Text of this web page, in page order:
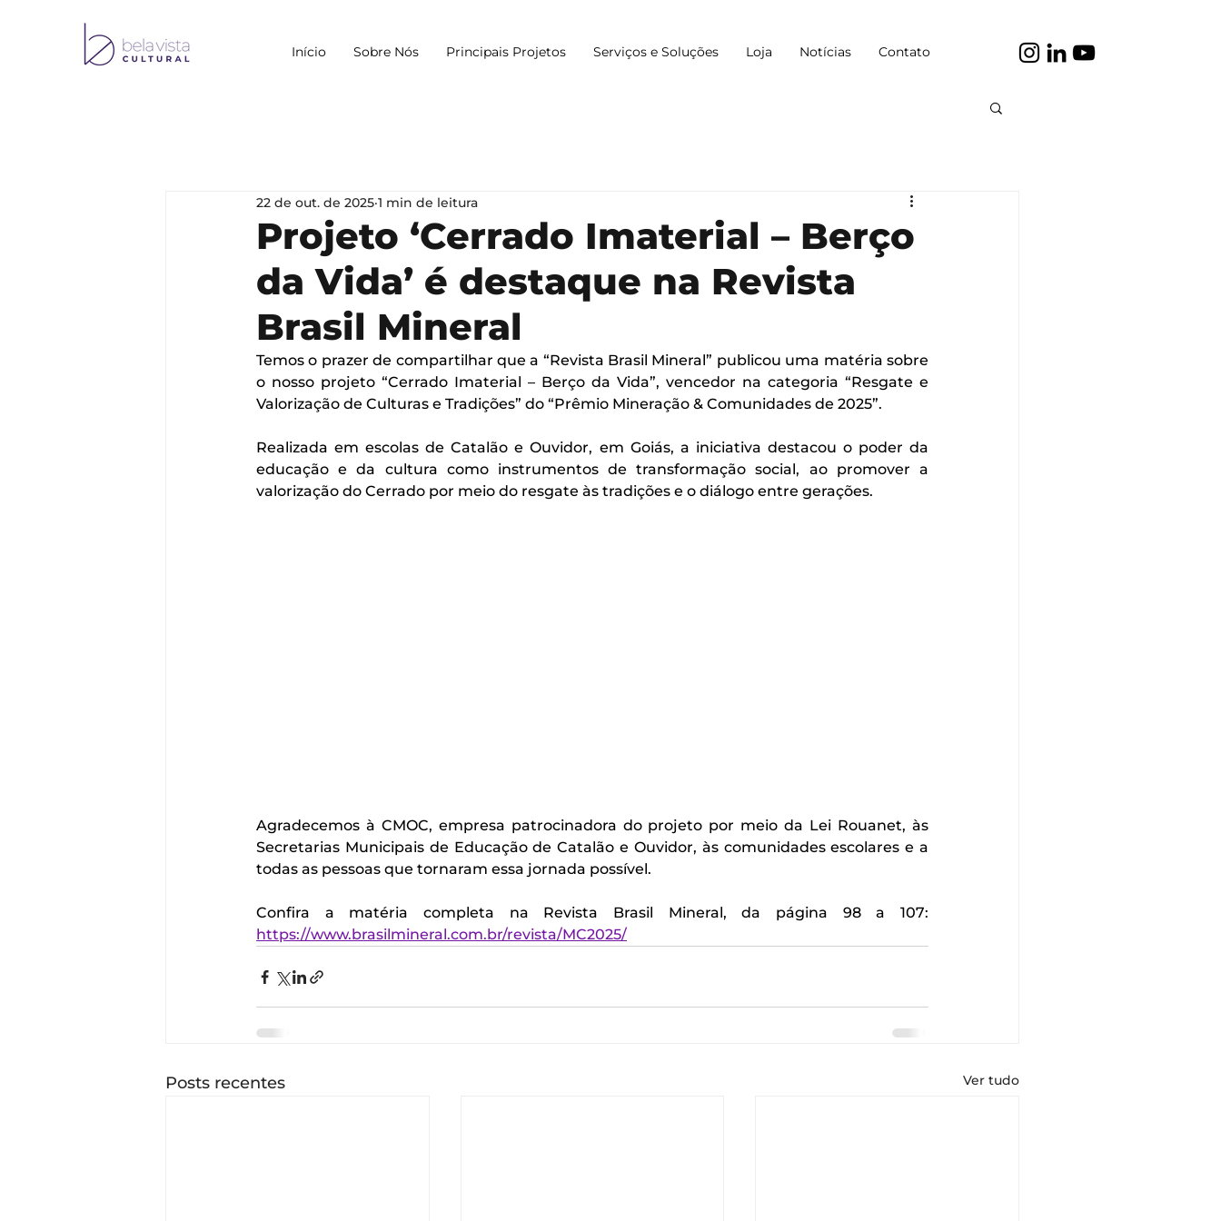
Início Sobre Nós Principais Projetos Serviços e Soluções Loja Notícias Contato
Projeto ‘Cerrado Imaterial – Berço
da Vida’ é destaque na Revista
Brasil Mineral
22 de out. de 2025 1 min de leitura
Temos o prazer de compartilhar que a “Revista Brasil Mineral” publicou uma matéria sobre
o nosso projeto “Cerrado Imaterial – Berço da Vida”, vencedor na categoria “Resgate e
Valorização de Culturas e Tradições” do “Prêmio Mineração & Comunidades de 2025”.
Realizada em escolas de Catalão e Ouvidor, em Goiás, a iniciativa destacou o poder da
educação e da cultura como instrumentos de transformação social, ao promover a
valorização do Cerrado por meio do resgate às tradições e o diálogo entre gerações.
Agradecemos à CMOC, empresa patrocinadora do projeto por meio da Lei Rouanet, às
Secretarias Municipais de Educação de Catalão e Ouvidor, às comunidades escolares e a
todas as pessoas que tornaram essa jornada possível.
https://www.brasilmineral.com.br/revista/MC2025/
Posts recentes Ver tudo